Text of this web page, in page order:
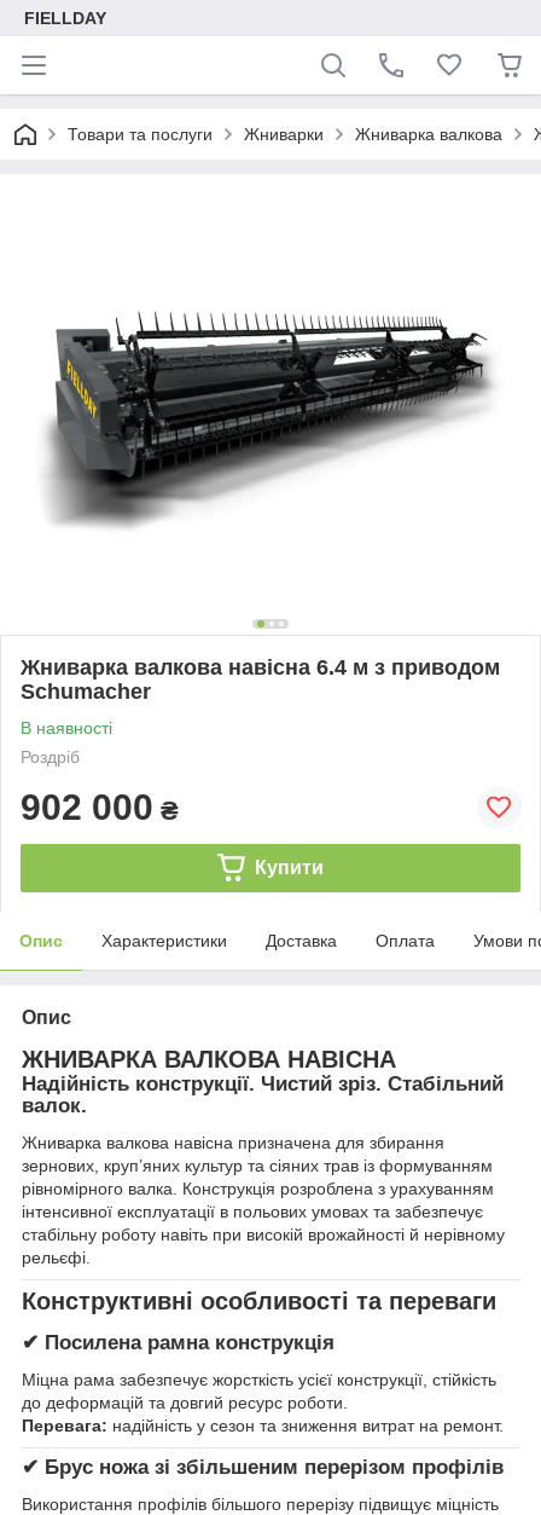
FIELLDAY
Товари та послуги Жниварки Жниварка валкова
Жниварка валкова навісна 6.4 м з приводом
Schumacher
В наявності
Роздріб
902 000 ₴
Купити
Опис Характеристики Доставка Оплата Умови
Опис
ЖНИВАРКА ВАЛКОВА НАВІСНА
Надійність конструкції. Чистий зріз. Стабільний
валок.
Жниварка валкова навісна призначена для збирання
зернових, круп’яних культур та сіяних трав із формуванням
рівномірного валка. Конструкція розроблена з урахуванням
інтенсивної експлуатації в польових умовах та забезпечує
стабільну роботу навіть при високій врожайності й нерівному
рельєфі.
Конструктивні особливості та переваги
✔ Посилена рамна конструкція
Міцна рама забезпечує жорсткість усієї конструкції, стійкість
до деформацій та довгий ресурс роботи.
Перевага: надійність у сезон та зниження витрат на ремонт.
✔ Брус ножа зі збільшеним перерізом профілів
Використання профілів більшого перерізу підвищує міцність